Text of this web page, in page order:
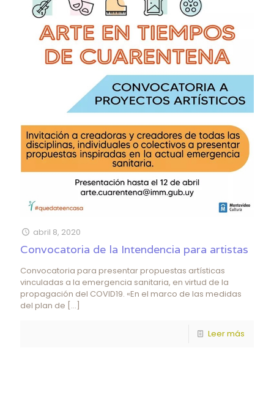
abril 8, 2020
Convocatoria de la Intendencia para artistas
Convocatoria para presentar propuestas artísticas
vinculadas a la emergencia sanitaria, en virtud de la
propagación del COVID19. «En el marco de las medidas
del plan de […]
Leer más